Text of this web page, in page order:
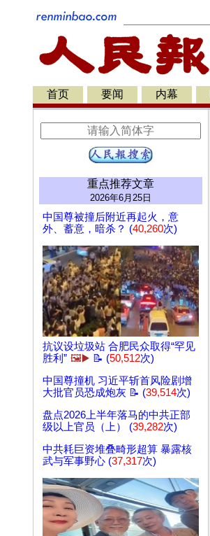
首页 要闻 内幕
重点推荐文章
2026年6月25日
中国尊被撞后附近再起火，意
外、蓄意，暗杀？ (40,260次)
抗议设垃圾站 合肥民众取得“罕见
胜利” 🖼️▶️ 📝 (50,512次)
中国尊撞机 习近平斩首风险剧增
大批官员恐成炮灰 📝 (39,514次)
盘点2026上半年落马的中共正部
级以上官员（上） (39,282次)
中共耗巨资堆叠畸形超算 暴露核
武与军事野心 (37,317次)